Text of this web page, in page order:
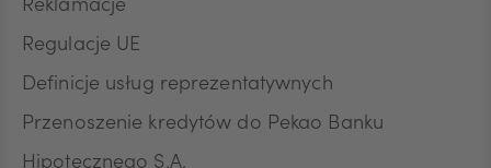
Reklamacje
Regulacje UE
Definicje usług reprezentatywnych
Przenoszenie kredytów do Pekao Banku
Hipotecznego S.A.